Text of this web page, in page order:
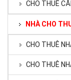
CHO THUÊ
NHÀ CHO
CHO THUÊ
CHO THUÊ